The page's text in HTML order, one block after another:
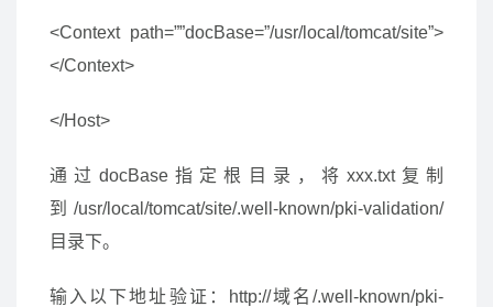
<Context path=””docBase=”/usr/local/tomcat/site”>
</Context>
</Host>
通过docBase指定根目录，将xxx.txt复制
到/usr/local/tomcat/site/.well-known/pki-validation/
目录下。
输入以下地址验证：http://域名/.well-known/pki-